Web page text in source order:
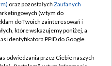
zgody
oraz pozostałych Zaufanych
(w tym do
do Twoich zainteresowań i
które wskazujemy poniżej, a
identyfikatora PPID do Google.
odwiedzania przez Ciebie naszych